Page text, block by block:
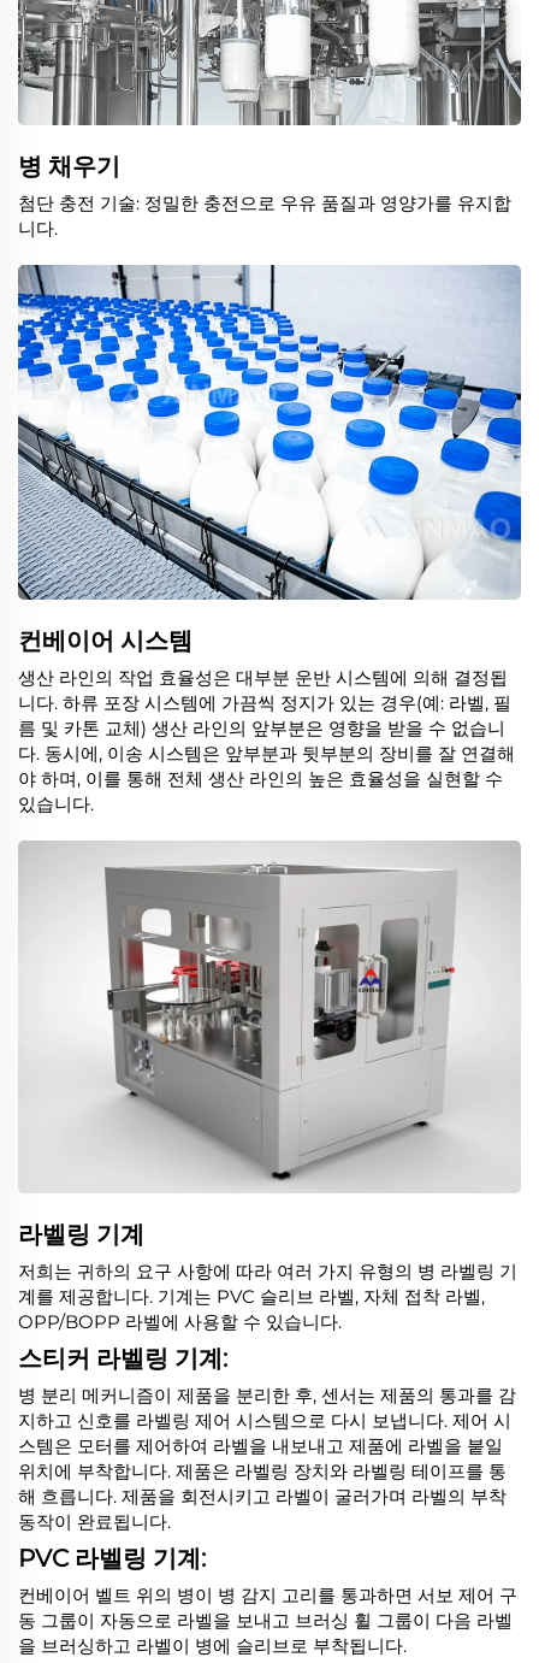
병 채우기
첨단 충전 기술: 정밀한 충전으로 우유 품질과 영양가를 유지합
니다.
컨베이어 시스템
생산 라인의 작업 효율성은 대부분 운반 시스템에 의해 결정됩
니다. 하류 포장 시스템에 가끔씩 정지가 있는 경우(예: 라벨, 필
름 및 카톤 교체) 생산 라인의 앞부분은 영향을 받을 수 없습니
다. 동시에, 이송 시스템은 앞부분과 뒷부분의 장비를 잘 연결해
야 하며, 이를 통해 전체 생산 라인의 높은 효율성을 실현할 수
있습니다.
라벨링 기계
저희는 귀하의 요구 사항에 따라 여러 가지 유형의 병 라벨링 기
계를 제공합니다. 기계는 PVC 슬리브 라벨, 자체 접착 라벨,
OPP/BOPP 라벨에 사용할 수 있습니다.
스티커 라벨링 기계:
병 분리 메커니즘이 제품을 분리한 후, 센서는 제품의 통과를 감
지하고 신호를 라벨링 제어 시스템으로 다시 보냅니다. 제어 시
스템은 모터를 제어하여 라벨을 내보내고 제품에 라벨을 붙일
위치에 부착합니다. 제품은 라벨링 장치와 라벨링 테이프를 통
해 흐릅니다. 제품을 회전시키고 라벨이 굴러가며 라벨의 부착
동작이 완료됩니다.
PVC 라벨링 기계:
컨베이어 벨트 위의 병이 병 감지 고리를 통과하면 서보 제어 구
동 그룹이 자동으로 라벨을 보내고 브러싱 휠 그룹이 다음 라벨
을 브러싱하고 라벨이 병에 슬리브로 부착됩니다.